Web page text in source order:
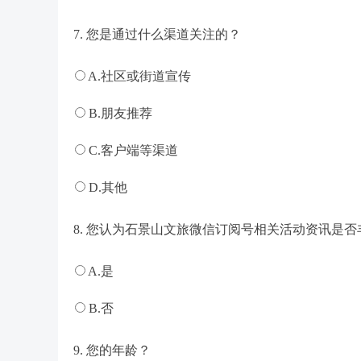
7. 您是通过什么渠道关注的？
A.社区或街道宣传
B.朋友推荐
C.客户端等渠道
D.其他
8. 您认为石景山文旅微信订阅号相关活动资讯是否
A.是
B.否
9. 您的年龄？